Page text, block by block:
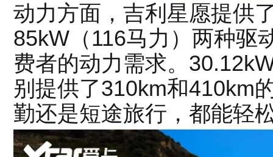
动力方面，吉利星愿提供
85kW（116马力）两种驱
费者的动力需求。
别提供了310km和410km
勤还是短途旅行，都能轻